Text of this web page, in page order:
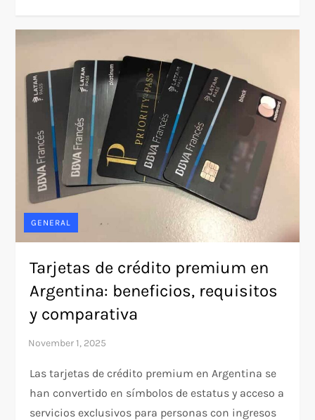
GENERAL
Tarjetas de crédito premium en
Argentina: beneficios, requisitos
y comparativa
Las tarjetas de crédito premium en Argentina se
han convertido en símbolos de estatus y acceso a
servicios exclusivos para personas con ingresos